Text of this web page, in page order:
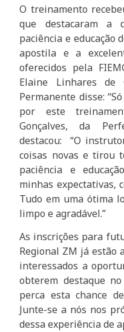
O treinamento
que destacaram a
paciência e educação
apostila e a
oferecidos pela
Elaine Linhares de
Permanente disse:
por este
Gonçalves, da
destacou: “O
coisas novas e tirou
paciência e
minhas expectativas,
Tudo em uma ótima
limpo e agradável.”
As inscrições para
Regional ZM já estão
interessados a
obterem destaque
perca esta chance
Junte-se a nós nos
dessa experiência de